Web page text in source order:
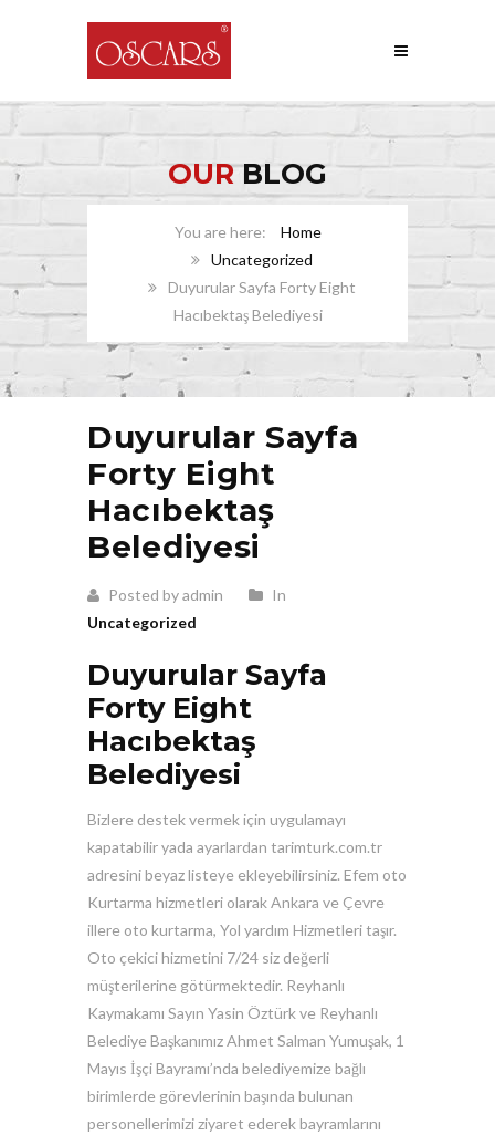
OURBLOG
Home
Uncategorized
Duyurular Sayfa Forty Eight
Hacıbektaş Belediyesi
Duyurular Sayfa
Forty Eight
Hacıbektaş
Belediyesi
Posted by admin
In
Uncategorized
Duyurular Sayfa
Forty Eight
Hacıbektaş
Belediyesi
Bizlere destek vermek için uygulamayı
kapatabilir yada ayarlardan tarimturk.com.tr
adresini beyaz listeye ekleyebilirsiniz. Efem oto
Kurtarma hizmetleri olarak Ankara ve Çevre
illere oto kurtarma, Yol yardım Hizmetleri taşır.
Oto çekici hizmetini 7/24 siz değerli
müşterilerine götürmektedir. Reyhanlı
Kaymakamı Sayın Yasin Öztürk ve Reyhanlı
Belediye Başkanımız Ahmet Salman Yumuşak, 1
Mayıs İşçi Bayramı’nda belediyemize bağlı
birimlerde görevlerinin başında bulunan
personellerimizi ziyaret ederek bayramlarını